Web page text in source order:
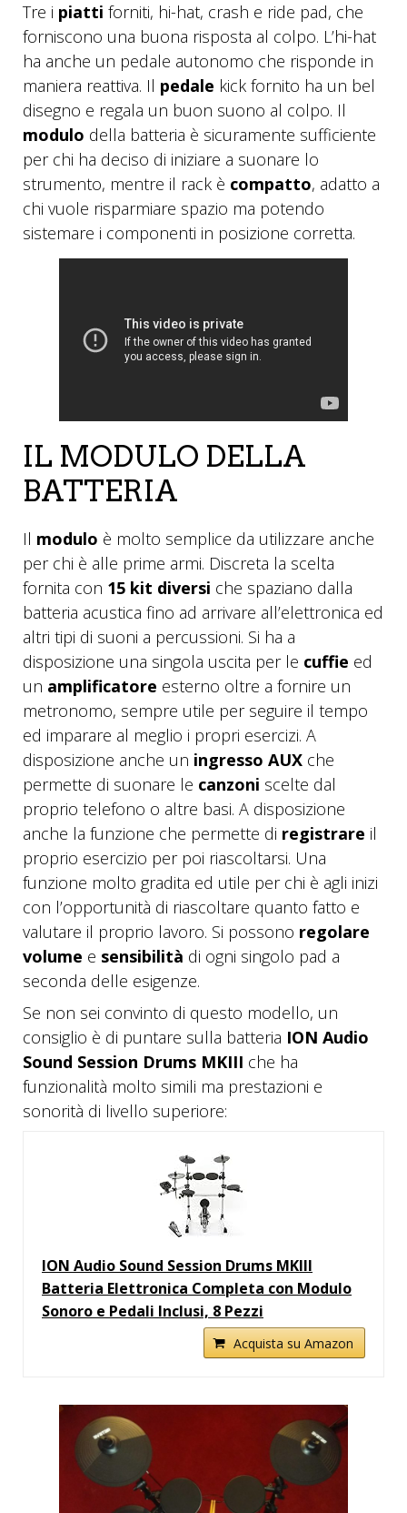
Tre i piatti forniti, hi-hat, crash e ride pad, che
forniscono una buona risposta al colpo. L’hi-hat
ha anche un pedale autonomo che risponde in
maniera reattiva. Il pedale kick fornito ha un bel
disegno e regala un buon suono al colpo. Il
modulo della batteria è sicuramente sufficiente
per chi ha deciso di iniziare a suonare lo
strumento, mentre il rack è compatto, adatto a
chi vuole risparmiare spazio ma potendo
sistemare i componenti in posizione corretta.
IL MODULO DELLA
BATTERIA
Il modulo è molto semplice da utilizzare anche
per chi è alle prime armi. Discreta la scelta
fornita con 15 kit diversi che spaziano dalla
batteria acustica fino ad arrivare all’elettronica ed
altri tipi di suoni a percussioni. Si ha a
disposizione una singola uscita per le cuffie ed
un amplificatore esterno oltre a fornire un
metronomo, sempre utile per seguire il tempo
ed imparare al meglio i propri esercizi. A
disposizione anche un ingresso AUX che
permette di suonare le canzoni scelte dal
proprio telefono o altre basi. A disposizione
anche la funzione che permette di registrare il
proprio esercizio per poi riascoltarsi. Una
funzione molto gradita ed utile per chi è agli inizi
con l’opportunità di riascoltare quanto fatto e
valutare il proprio lavoro. Si possono regolare
volume e sensibilità di ogni singolo pad a
seconda delle esigenze.
Se non sei convinto di questo modello, un
consiglio è di puntare sulla batteria ION Audio
Sound Session Drums MKIII che ha
funzionalità molto simili ma prestazioni e
sonorità di livello superiore:
ION Audio Sound Session Drums MKIII
Batteria Elettronica Completa con Modulo
Sonoro e Pedali Inclusi, 8 Pezzi
Acquista su Amazon